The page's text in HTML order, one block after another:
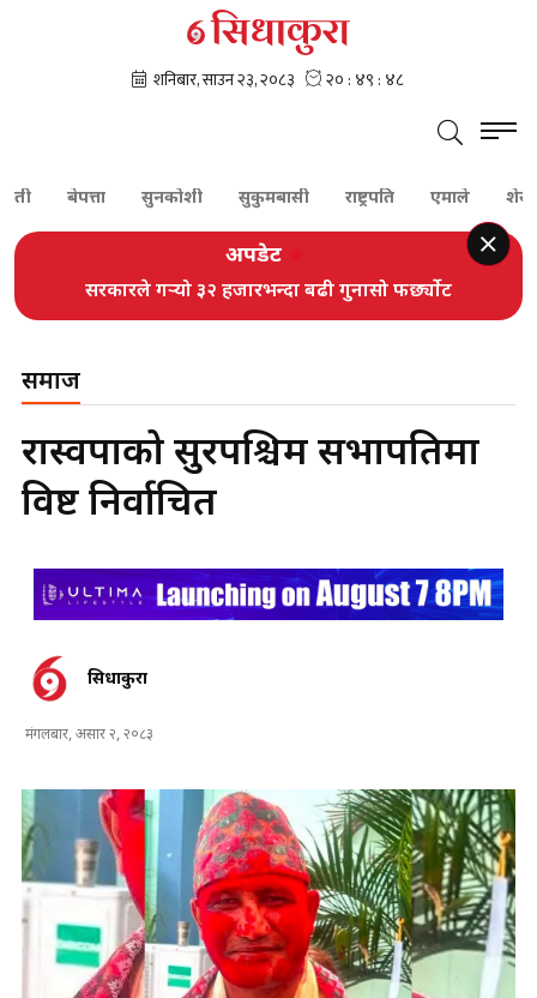
बेपत्ता सुनकोशी सुकुमबासी राष्ट्रपति एमाले शेरबहादुर
अपडेट
सरकारले गर्‍यो ३२ हजारभन्दा बढी गुनासो फर्छ्योट
समाज
रास्वपाको सुदूरपश्चिम सभापतिमा
विष्ट निर्वाचित
सिधाकुरा
मंगलबार, असार २, २०८३